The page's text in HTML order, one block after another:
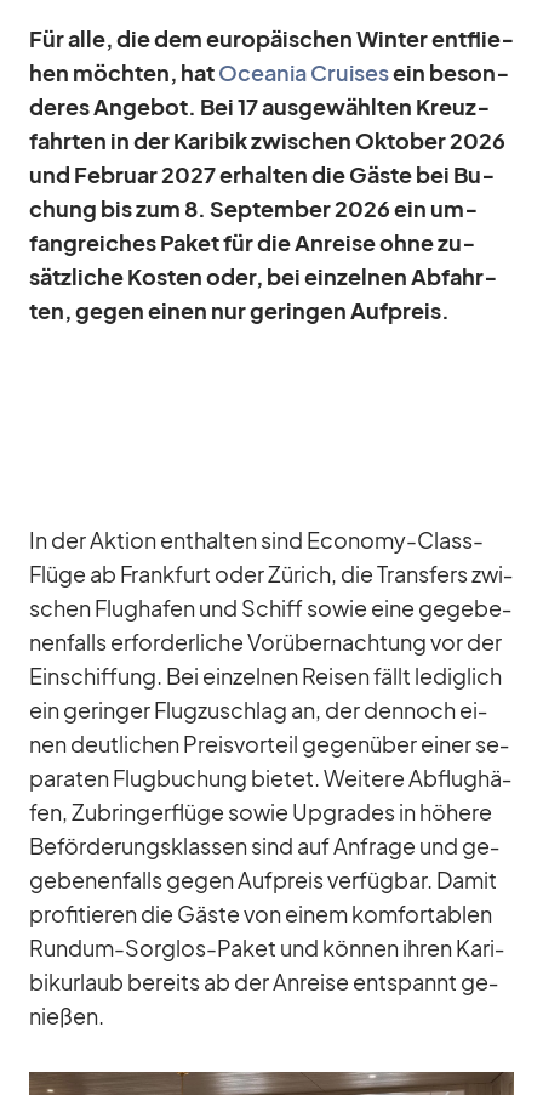
Für alle, die dem eu­ro­päi­schen Win­ter ent­flie­
hen möch­ten, hatOcea­nia Crui­sesein be­son­
de­res An­ge­bot. Bei 17 aus­ge­wähl­ten Kreuz­
fahr­ten in der Ka­ri­bik zwi­schen Ok­to­ber 2026
und Fe­bruar 2027 er­hal­ten die Gäste bei Bu­
chung bis zum 8. Sep­tem­ber 2026 ein um­
fang­rei­ches Pa­ket für die An­reise ohne zu­
sätz­li­che Kos­ten oder, bei ein­zel­nen Ab­fahr­
ten, ge­gen ei­nen nur ge­rin­gen Auf­preis.
In der Ak­tion ent­hal­ten sind Eco­nomy-Class-
Flüge ab Frank­furt oder Zü­rich, die Trans­fers zwi­
schen Flug­ha­fen und Schiff so­wie eine ge­ge­be­
nen­falls er­for­der­li­che Vor­über­nach­tung vor der
Ein­schif­fung. Bei ein­zel­nen Rei­sen fällt le­dig­lich
ein ge­rin­ger Flug­zu­schlag an, der den­noch ei­
nen deut­li­chen Preis­vor­teil ge­gen­über ei­ner se­
pa­ra­ten Flug­bu­chung bie­tet. Wei­tere Ab­flug­hä­
fen, Zu­brin­ger­flüge so­wie Up­grades in hö­here
Be­för­de­rungs­klas­sen sind auf An­frage und ge­
ge­be­nen­falls ge­gen Auf­preis ver­füg­bar. Da­mit
pro­fi­tie­ren die Gäste von ei­nem kom­for­ta­blen
Rundum-Sorg­los-Pa­ket und kön­nen ih­ren Ka­ri­
bi­k­ur­laub be­reits ab der An­reise ent­spannt ge­
nie­ßen.